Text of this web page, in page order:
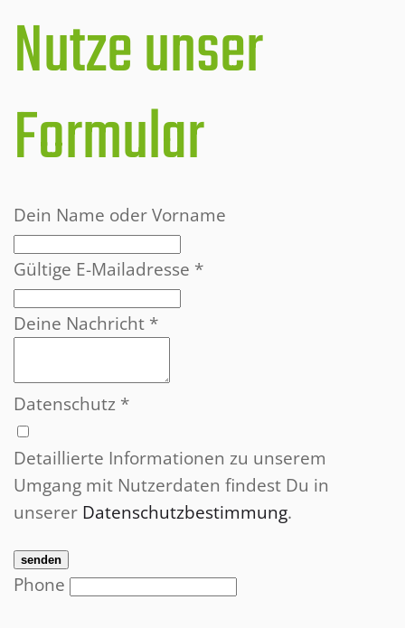
Nutze unser
Formular
Dein Name oder Vorname
Gültige E-Mailadresse *
Deine Nachricht *
Datenschutz *
Detaillierte Informationen zu unserem
Umgang mit Nutzerdaten findest Du in
unserer Datenschutzbestimmung.
senden
Phone